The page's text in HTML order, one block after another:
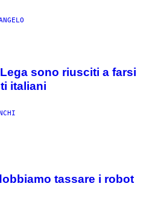
sono riusciti a farsi
italiani
tassare i robot